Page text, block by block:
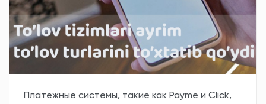
Платежные системы, такие как Payme и Click,